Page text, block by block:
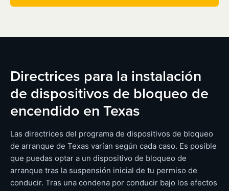
Directrices para la instalación
de dispositivos de bloqueo de
encendido en Texas
Las directrices del programa de dispositivos de bloqueo
de arranque de Texas varían según cada caso. Es posible
que puedas optar a un dispositivo de bloqueo de
arranque tras la suspensión inicial de tu permiso de
conducir. Tras una condena por conducir bajo los efectos